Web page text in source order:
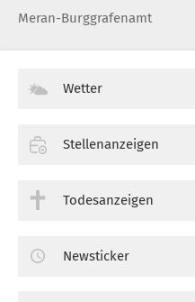
Meran-Burggrafenamt
Wetter
Stellenanzeigen
Todesanzeigen
Newsticker